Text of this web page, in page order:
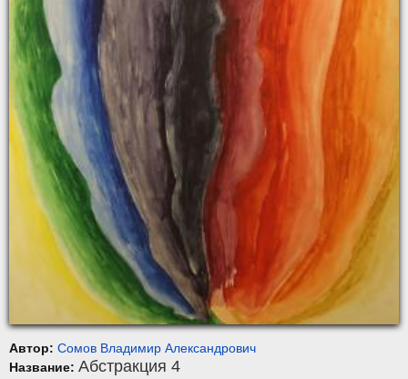
Автор: Сомов Владимир Александрович
Название: Абстракция 4